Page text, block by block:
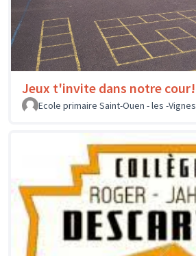
Jeux t'invite dans notre cour!
Ecole primaire Saint-Ouen - les -Vignes